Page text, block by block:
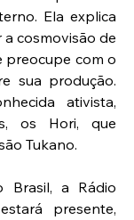
Ela explica
cosmovisão de
preocupe com o
sua produção.
ativista,
os Hori, que
Tukano.
Brasil, a Rádio
presente,